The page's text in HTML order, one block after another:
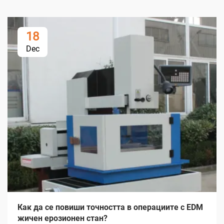
18
Dec
Как да се повиши точността в операциите с EDM
жичен ерозионен стан?